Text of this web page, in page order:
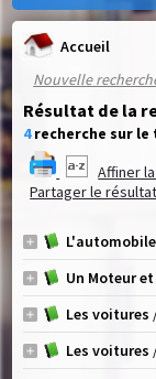
Accueil
Nouvelle
Résultat de la
4recherche sur le
Affiner
Partager le
L'automobile
Un Moteur
Les voitures
Les voitures